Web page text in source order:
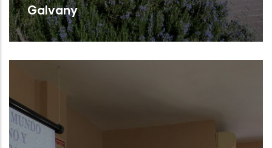
Galvany
Elx (Alicante)